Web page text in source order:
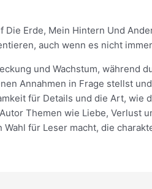
Erde, Mein Hintern Und
auch wenn es nicht
und Wachstum, während
Annahmen in Frage stellst
für Details und die Art,
Themen wie Liebe,
für Leser macht, die